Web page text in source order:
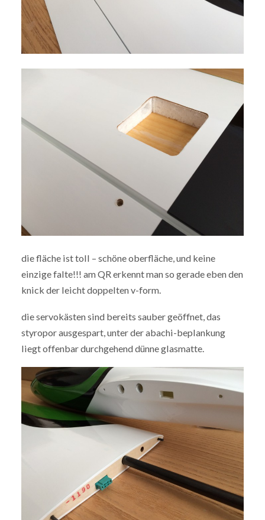
die fläche ist toll – schöne oberfläche, und keine
einzige falte!!! am QR erkennt man so gerade eben den
knick der leicht doppelten v-form.
die servokästen sind bereits sauber geöffnet, das
styropor ausgespart, unter der abachi-beplankung
liegt offenbar durchgehend dünne glasmatte.